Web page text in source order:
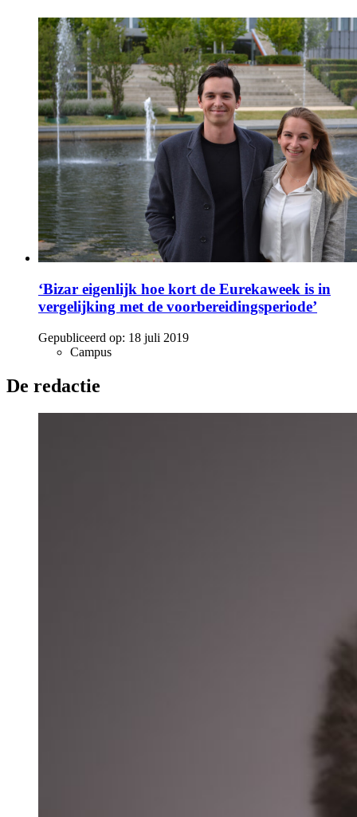
‘Bizar eigenlijk hoe kort de Eurekaweek is in
vergelijking met de voorbereidingsperiode’
Gepubliceerd op: 18 juli 2019
Campus
De redactie